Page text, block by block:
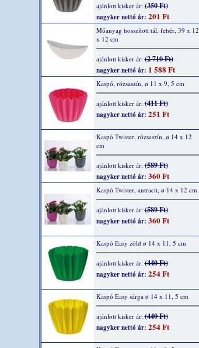
ajánlott kisker ár:(350 Ft)
nagyker nettó ár: 201 Ft
Műanyag hosszított tál, fehér, 39 x 12
x 12 cm
ajánlott kisker ár:(2 710 Ft)
nagyker nettó ár: 1 588 Ft
Kaspó, rózsaszín, ø 11 x 9, 5 cm
ajánlott kisker ár:(411 Ft)
nagyker nettó ár: 251 Ft
Kaspó Twister, rózsaszín, ø 14 x 12
cm
ajánlott kisker ár:(589 Ft)
nagyker nettó ár: 360 Ft
Kaspó Twister, antracit, ø 14 x 12 cm
ajánlott kisker ár:(589 Ft)
nagyker nettó ár: 360 Ft
Kaspó Easy zöld ø 14 x 11, 5 cm
ajánlott kisker ár:(440 Ft)
nagyker nettó ár: 254 Ft
Kaspó Easy sárga ø 14 x 11, 5 cm
ajánlott kisker ár:(440 Ft)
nagyker nettó ár: 254 Ft